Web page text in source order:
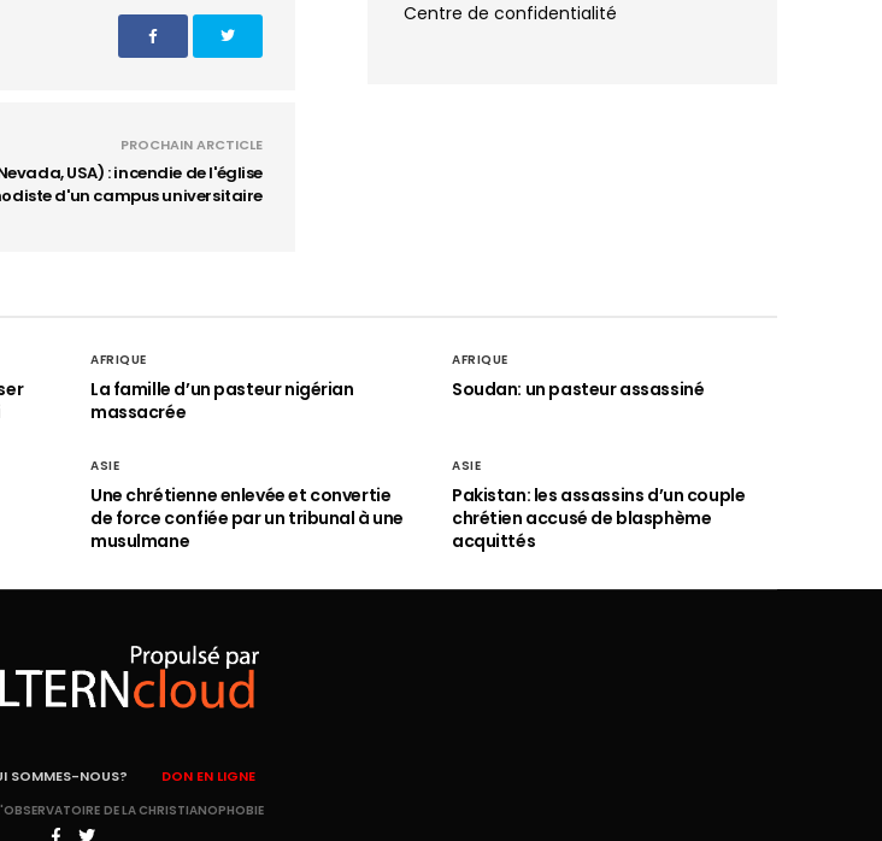
PROCHAIN ARCTICLE
USA) : incendie de l'église
d'un campus universitaire
Centre de confidentialité
AFRIQUE
La famille d’un pasteur nigérian
massacrée
AFRIQUE
Soudan: un pasteur assassiné
ASIE
Une chrétienne enlevée et convertie
de force confiée par un tribunal à une
musulmane
ASIE
Pakistan: les assassins d’un couple
chrétien accusé de blasphème
acquittés
SOMMES-NOUS? DON EN LIGNE
DE LA CHRISTIANOPHOBIE